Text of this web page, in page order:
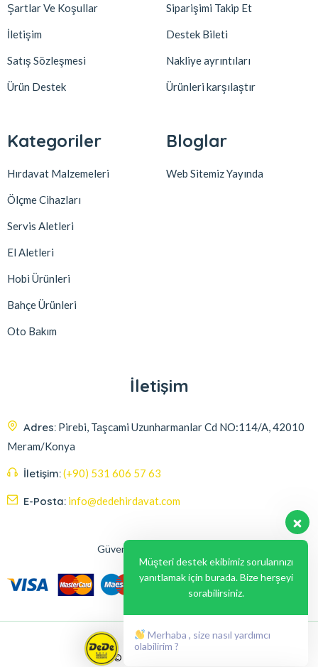
Şartlar Ve Koşullar
İletişim
Satış Sözleşmesi
Ürün Destek
Siparişimi Takip Et
Destek Bileti
Nakliye ayrıntıları
Ürünleri karşılaştır
Kategoriler
Hırdavat Malzemeleri
Ölçme Cihazları
Servis Aletleri
El Aletleri
Hobi Ürünleri
Bahçe Ürünleri
Oto Bakım
Bloglar
Web Sitemiz Yayında
İletişim
Adres: Pirebi, Taşcami Uzunharmanlar Cd NO:114/A, 42010
Meram/Konya
İletişim:(+90) 531 606 57 63
E-Posta: info@dedehirdavat.com
Güvenli Ödeme Seçenekleri
© 2024, Liabil Dizayn
Müşteri destek ekibimiz sorularınızı
yanıtlamak için burada. Bize herşeyi
sorabilirsiniz.
Merhaba , size nasıl yardımcı
olabilirim ?